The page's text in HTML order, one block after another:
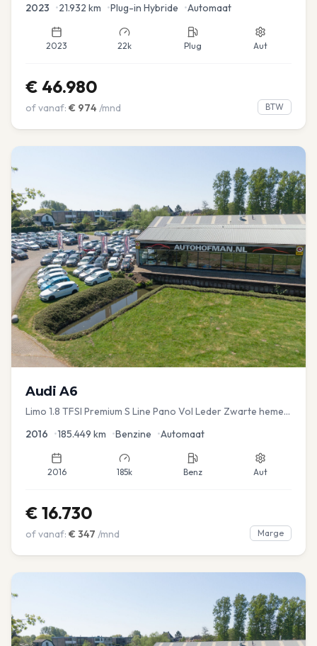
2023 •21.932 km •Plug-in Hybride •Automaat
2023 22k Plug Aut
€ 46.980
of vanaf: € 974 /mnd BTW
Audi A6
Limo 1.8 TFSI Premium S Line Pano Vol Leder Zwarte hemel
2016 •185.449 km •Benzine •Automaat
2016 185k Benz Aut
€ 16.730
of vanaf: € 347 /mnd Marge